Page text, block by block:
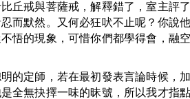
戒與菩薩戒，解釋錯了，室主評了
忍而默然。又何必狂吠不止呢？你說
悟的現象，可惜你們都學得會，融
定師，若在最初發表言論時候，加
全無抉擇一味的昧號，所以我才指